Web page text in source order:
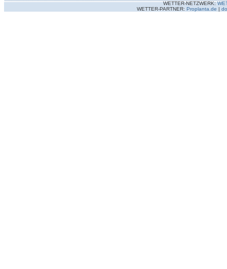
WETTER-NETZWERK:
WETTER-PARTNER: Proplanta.de |